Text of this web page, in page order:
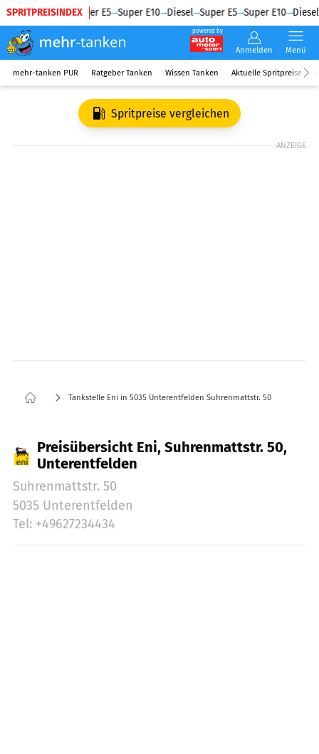
SPRITPREISINDEX
Diesel Super E5 Super E10 Diesel Super E5 Super E10 Diesel
powered by
Anmelden Menü
mehr-tanken PUR Ratgeber Tanken Wissen Tanken Aktuelle Spritpreise
Spritpreise vergleichen
ANZEIGE
Tankstelle Eni in 5035 Unterentfelden Suhrenmattstr. 50
Preisübersicht Eni, Suhrenmattstr. 50,
Unterentfelden
Suhrenmattstr. 50
5035 Unterentfelden
Tel: +49627234434